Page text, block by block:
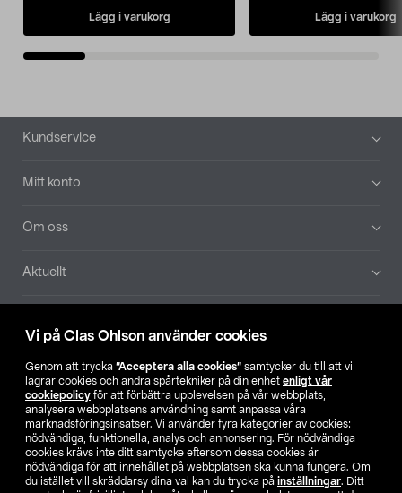
Vi på Clas Ohlson använder cookies
Genom att trycka ”Acceptera alla cookies” samtycker du till att vi
lagrar cookies och andra spårtekniker på din enhet enligt vår
cookiepolicy för att förbättra upplevelsen på vår webbplats,
analysera webbplatsens användning samt anpassa våra
marknadsföringsinsatser. Vi använder fyra kategorier av cookies:
nödvändiga, funktionella, analys och annonsering. För nödvändiga
cookies krävs inte ditt samtycke eftersom dessa cookies är
nödvändiga för att innehållet på webbplatsen ska kunna fungera. Om
du istället vill skräddarsy dina val kan du trycka på inställningar. Ditt
Lägg i varukorg Lägg i varukorg
Sidfot
Kundservice
Mitt konto
Om oss
Aktuellt
Hitta butik
SE NO FI